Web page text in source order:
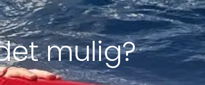
mulig?